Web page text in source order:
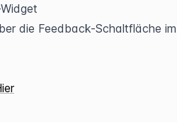
die Feedback-Schaltfläche im